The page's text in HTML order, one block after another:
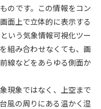
進路の３択
新学年スタート号特集ページ
高2生用）
のです。この情報をコン
面上で立体的に表示する
いう気象情報可視化ツー
組み合わせなくても、画
線などをあらゆる側面か
現象ではなく、上空まで
風の周りにある温かく湿